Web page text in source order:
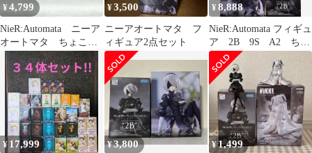
¥4,799
NieR:Automata ニーア
オートマタ ちょこの
せ 2B A2 フィギュ
ア
¥3,500
ニーアオートマタ フ
ィギュア2点セット
¥8,888
NieR:Automata フィギュ
ア 2B 9S A2 ちょ
このせ ぬースト
¥ 17,999 ¥3,800 ¥ 1,499